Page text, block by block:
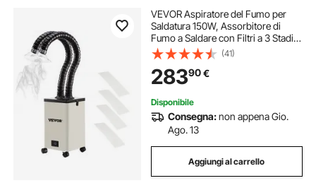
VEVOR Aspiratore del Fumo per
Saldatura 150W, Assorbitore di
Fumo a Saldare con Filtri a 3 Stadi,
Estrattore di Saldatura del Fumo per
Stazione di Saldatura, Depuratore
per Saldatura Capo Singolo
(41)
28390€
Disponibile
Consegna:non appena Gio.
Ago. 13
Aggiungi al carrello